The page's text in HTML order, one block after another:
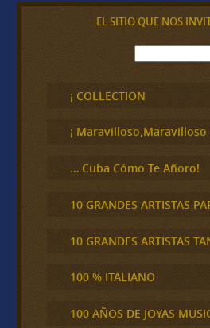
EL SITIO QUE NOS
B
u
c
a
¡ COLLECTION
¡ Maravilloso,Maravilloso
… Cuba Cómo Te Añoro!
10 GRANDES ARTISTAS
10 GRANDES ARTISTAS
100 % ITALIANO
100 AÑOS DE JOYAS